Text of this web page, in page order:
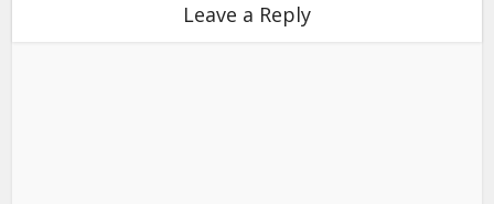
Leave a Reply